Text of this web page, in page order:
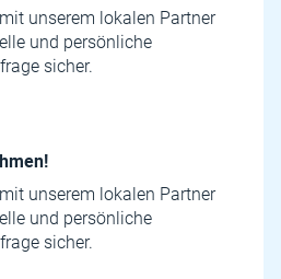
unserem lokalen Partner
und persönliche
sicher.
unserem lokalen Partner
und persönliche
sicher.